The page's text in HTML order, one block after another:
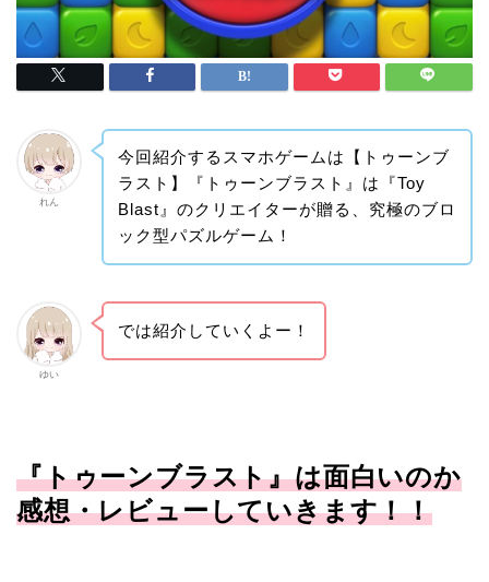
れん
今回紹介するスマホゲームは【トゥーンブ
ラスト】『トゥーンブラスト』は『Toy
Blast』のクリエイターが贈る、究極のブロ
ック型パズルゲーム！
ゆい
では紹介していくよー！
『トゥーンブラスト』は面白いのか
感想・レビューしていきます！！